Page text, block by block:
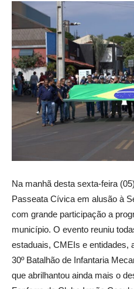
Na manhã desta sexta-feira
Passeata Cívica em alusão à
com grande participação a
município. O evento reuniu
estaduais, CMEIs e entidades,
30º Batalhão de Infantaria
que abrilhantou ainda mais o